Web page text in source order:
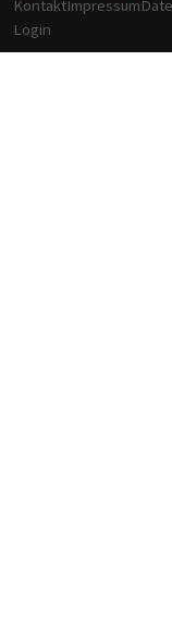
KontaktImpressum
Login